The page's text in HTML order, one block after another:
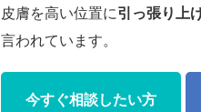
皮膚を高い位置に引っ張り上
言われています。
今すぐ相談したい方